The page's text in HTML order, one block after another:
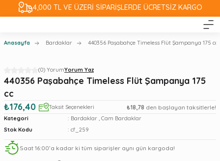
4,000 TL VE ÜZERİ SİPARİŞLERDE ÜCRETSİZ KARGO
Anasayfa Bardaklar 440356 Paşabahçe Timeless Flüt Şampanya 175 cc
(0) YorumYorum Yaz
440356 Paşabahçe Timeless Flüt Şampanya 175
cc
₺176,40
Taksit Seçenekleri ₺18,78 den başlayan taksitlerle!
Kategori Bardaklar , Cam Bardaklar
Stok Kodu
cf_259
Saat 16:00’a kadar ki tüm siparişler aynı gün kargoda!